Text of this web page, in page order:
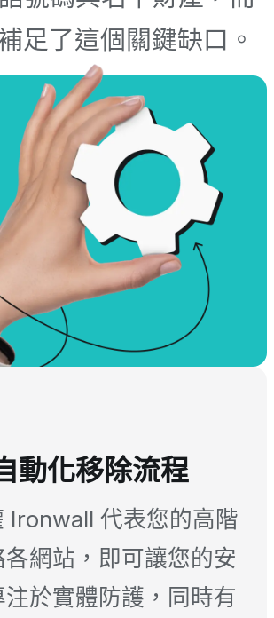
足了這個關鍵缺口。
動化移除流程
Ironwall 代表您的高階
各網站，即可讓您的安
於實體防護，同時有